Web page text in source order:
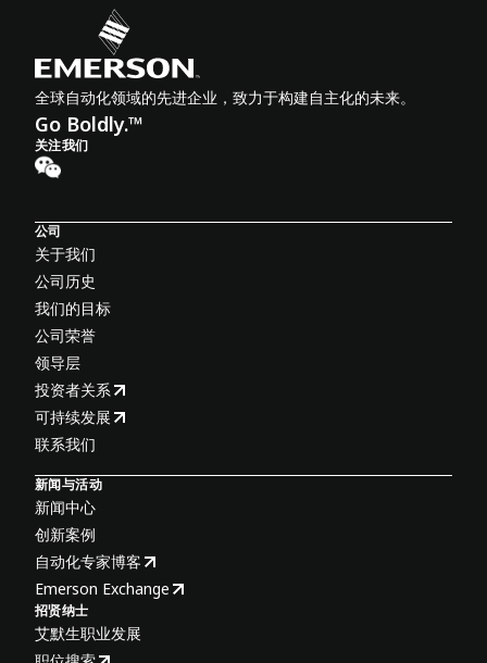
全球自动化领域的先进企业，致力于构建自主化的未来。
Go Boldly.™
关注我们
公司
关于我们
公司历史
我们的目标
公司荣誉
领导层
投资者关系
可持续发展
联系我们
新闻与活动
新闻中心
创新案例
自动化专家博客
Emerson Exchange
招贤纳士
艾默生职业发展